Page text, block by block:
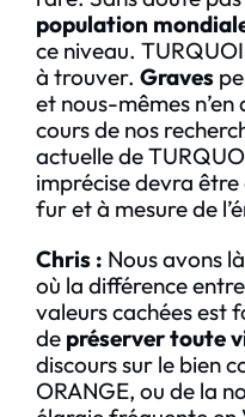
population
ce niveau.
à trouver. Graves
et nous-mêmes
cours de nos
actuelle de
imprécise devra
fur et à mesure de
Chris : Nous avons
où la différence
valeurs cachées est
de préserver toute
discours sur le bien
ORANGE, ou de la